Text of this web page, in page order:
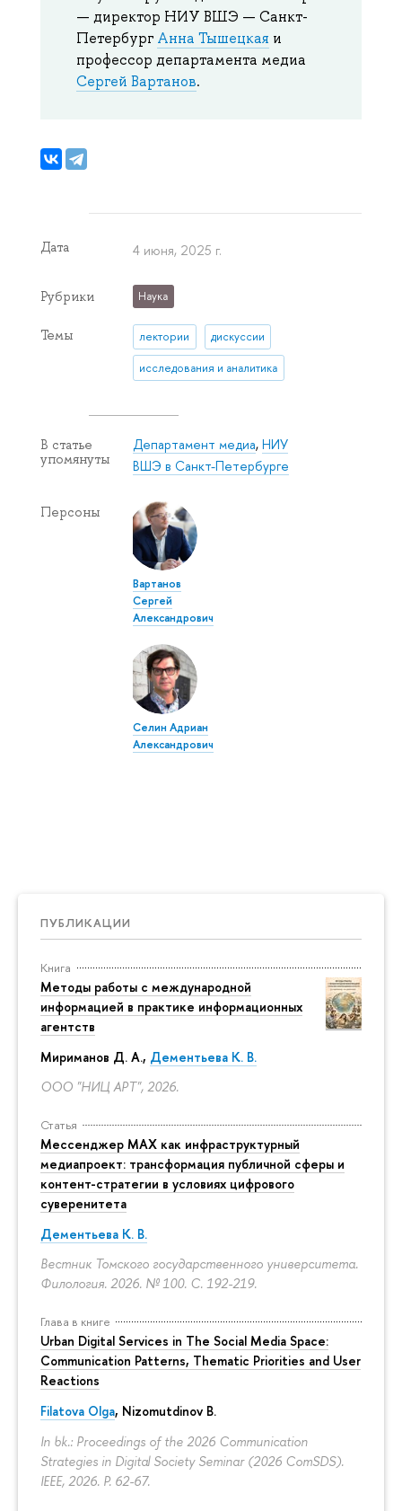
ПУБЛИКАЦИИ
Книга
Методы работы с международной
информацией в практике информационных
агентств
Мириманов Д. А., Дементьева К. В.
ООО "НИЦ АРТ", 2026.
Статья
Мессенджер MAX как инфраструктурный
медиапроект: трансформация публичной сферы и
контент-стратегии в условиях цифрового
суверенитета
Дементьева К. В.
Вестник Томского государственного университета.
Филология. 2026. № 100. С. 192-219.
Глава в книге
Urban Digital Services in The Social Media Space:
Communication Patterns, Thematic Priorities and User
Reactions
Filatova Olga, Nizomutdinov B.
In bk.: Proceedings of the 2026 Communication
Strategies in Digital Society Seminar (2026 ComSDS).
IEEE, 2026. P. 62-67.
— директор НИУ ВШЭ — Санкт-
Петербург Анна Тышецкая и
профессор департамента медиа
Сергей Вартанов.
Дата 4 июня, 2025 г.
Рубрики Наука
Темы лектории дискуссии
исследования и аналитика
В статье
упомянуты
Департамент медиа,НИУ
ВШЭ в Санкт-Петербурге
Персоны
Вартанов
Сергей
Александрович
Селин Адриан
Александрович